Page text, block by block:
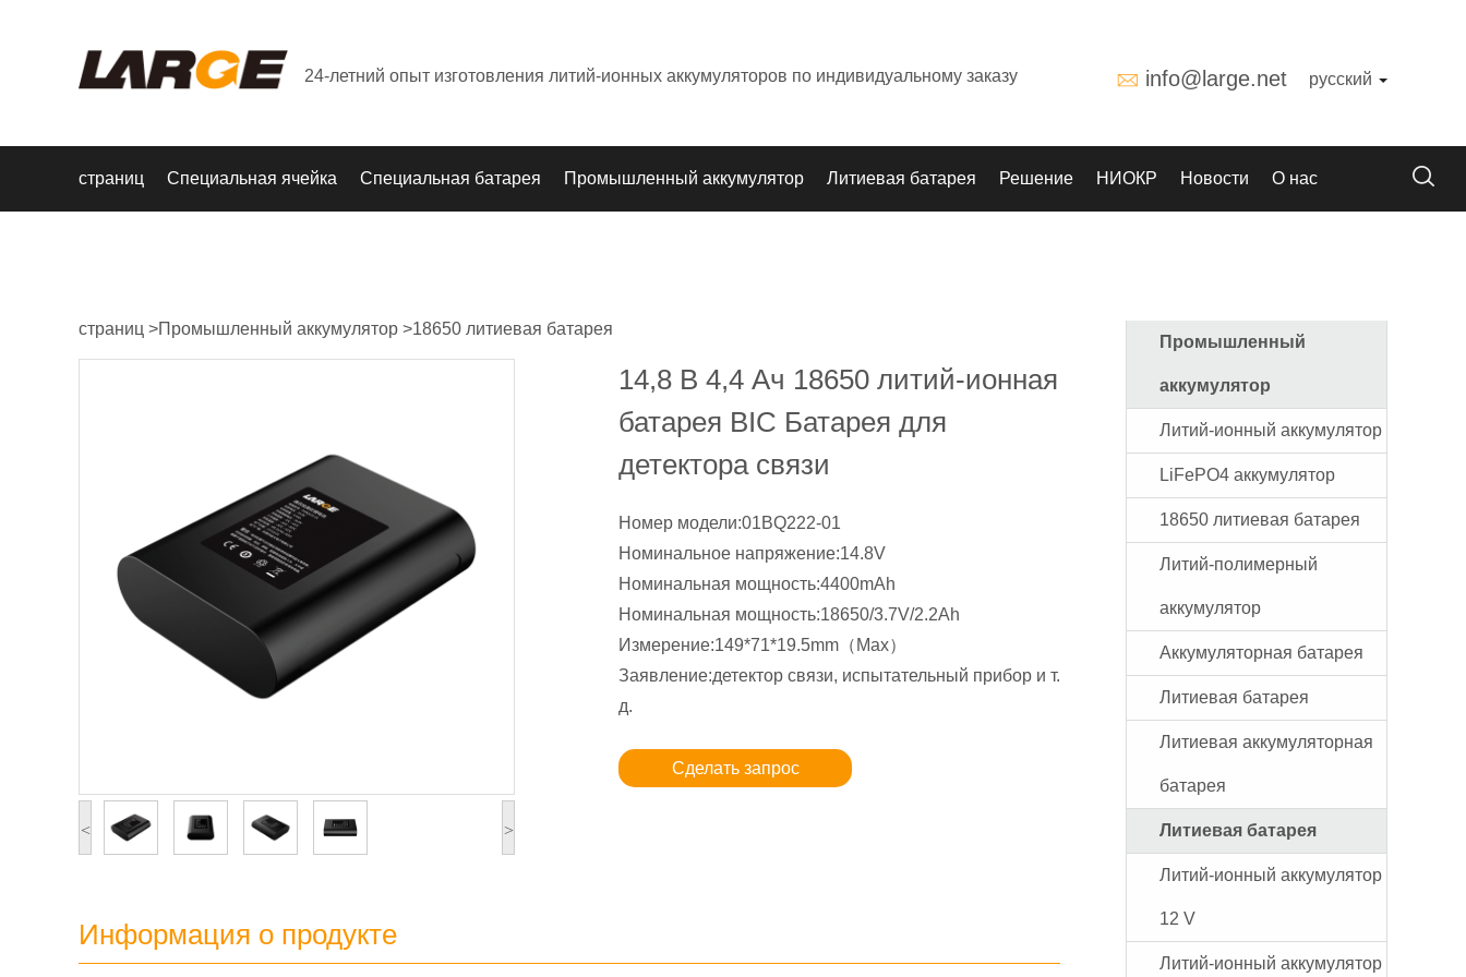
24-летний опыт изготовления литий-ионных аккумуляторов по индивидуальному заказу info@large.net русский
страниц Специальная ячейка Специальная батарея Промышленный аккумулятор Литиевая батарея Решение НИОКР Новости О нас
страниц >Промышленный аккумулятор >18650 литиевая батарея
14,8 В 4,4 Ач 18650 литий-ионная
батарея BIC Батарея для
детектора связи
Номер модели:01BQ222-01
Номинальное напряжение:14.8V
Номинальная мощность:4400mAh
Номинальная мощность:18650/3.7V/2.2Ah
Измерение:149*71*19.5mm（Max）
Заявление:детектор связи, испытательный прибор и т.
д.
Сделать запрос
< >
Информация о продукте
Промышленный
аккумулятор
Литий-ионный аккумулятор
LiFePO4 аккумулятор
18650 литиевая батарея
Литий-полимерный
аккумулятор
Аккумуляторная батарея
Литиевая батарея
Литиевая аккумуляторная
батарея
Литиевая батарея
Литий-ионный аккумулятор
12 V
Литий-ионный аккумулятор